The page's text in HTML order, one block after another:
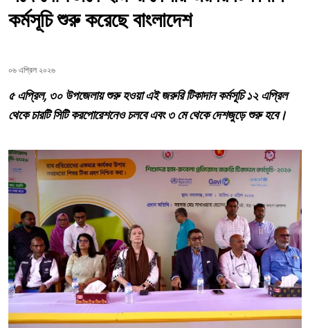
কর্মসূচি শুরু করেছে বাংলাদেশ
০৬ এপ্রিল ২০২৬
৫ এপ্রিল, ৩০ উপজেলায় শুরু হওয়া এই জরুরি টিকাদান কর্মসূচি ১২ এপ্রিল
থেকে চারটি সিটি করপোরেশনেও চলবে এবং ৩ মে থেকে দেশজুড়ে শুরু হবে।